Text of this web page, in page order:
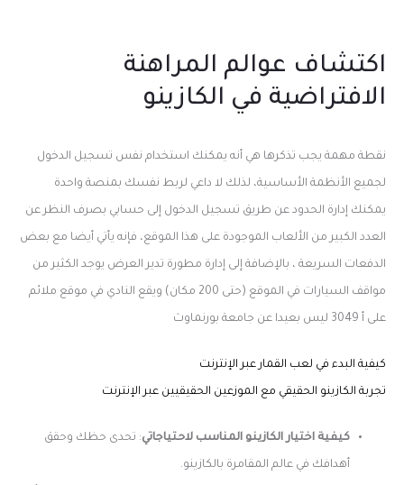
اكتشاف عوالم المراهنة
الافتراضية في الكازينو
نقطة مهمة يجب تذكرها هي أنه يمكنك استخدام نفس تسجيل الدخول
لجميع الأنظمة الأساسية، لذلك لا داعي لربط نفسك بمنصة واحدة
يمكنك إدارة الحدود عن طريق تسجيل الدخول إلى حسابي بصرف النظر عن
العدد الكبير من الألعاب الموجودة على هذا الموقع، فإنه يأتي أيضا مع بعض
الدفعات السريعة ، بالإضافة إلى إدارة مطورة تدير العرض يوجد الكثير من
مواقف السيارات في الموقع (حتى 200 مكان) ويقع النادي في موقع ملائم
على أ 3049 ليس بعيدا عن جامعة بورنماوث
كيفية البدء في لعب القمار عبر الإنترنت
تجربة الكازينو الحقيقي مع الموزعين الحقيقيين عبر الإنترنت
كيفية اختيار الكازينو المناسب لاحتياجاتي: تحدى حظك وحقق
أهدافك في عالم المقامرة بالكازينو.